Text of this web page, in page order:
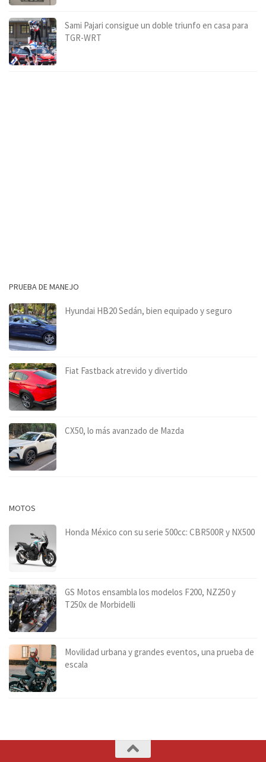
Sami Pajari consigue un doble triunfo en casa para
TGR-WRT
PRUEBA DE MANEJO
Hyundai HB20 Sedán, bien equipado y seguro
Fiat Fastback atrevido y divertido
CX50, lo más avanzado de Mazda
MOTOS
Honda México con su serie 500cc: CBR500R y NX500
GS Motos ensambla los modelos F200, NZ250 y
T250x de Morbidelli
Movilidad urbana y grandes eventos, una prueba de
escala